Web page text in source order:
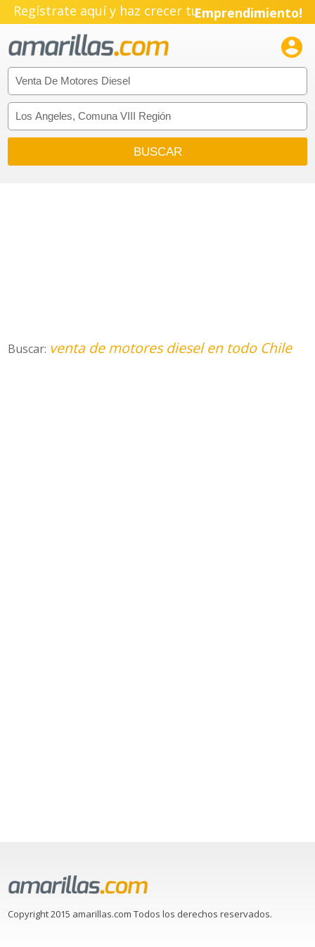
Regístrate aquí y haz crecer tuEmprendimiento!

Buscar: venta de motores diesel en todo Chile
Copyright 2015 amarillas.com Todos los derechos reservados.